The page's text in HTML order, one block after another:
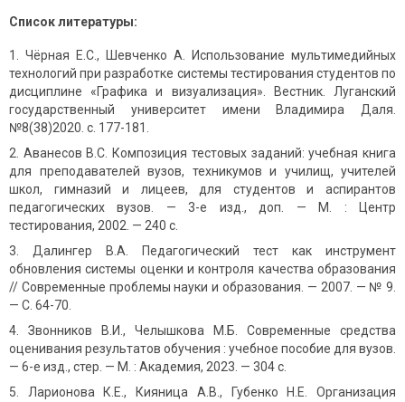
Список литературы:
Чёрная Е.С., Шевченко А. Использование мультимедийных
технологий при разработке системы тестирования студентов по
дисциплине «Графика и визуализация». Вестник. Луганский
государственный университет имени Владимира Даля.
№8(38)2020. с. 177-181.
Аванесов В.С. Композиция тестовых заданий: учебная книга
для преподавателей вузов, техникумов и училищ, учителей
школ, гимназий и лицеев, для студентов и аспирантов
педагогических вузов. — 3-е изд., доп. — М. : Центр
тестирования, 2002. — 240 с.
Далингер В.А. Педагогический тест как инструмент
обновления системы оценки и контроля качества образования
// Современные проблемы науки и образования. — 2007. — № 9.
— С. 64-70.
Звонников В.И., Челышкова М.Б. Современные средства
оценивания результатов обучения : учебное пособие для вузов.
— 6-е изд., стер. — М. : Академия, 2023. — 304 с.
Ларионова К.Е., Кияница А.В., Губенко Н.Е. Организация